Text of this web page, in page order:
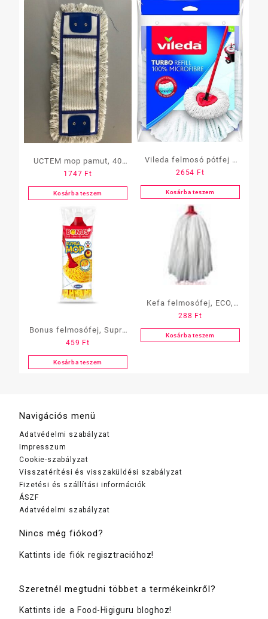
UCTEM mop pamut, 40
cm, zsebes-szalagfüles
1747 Ft
Kosárba teszem
Vileda felmosó pótfej /
Easy Wring turbo-hoz
2654 Ft
Kosárba teszem
Bonus felmosófej, Supra
Mop
459 Ft
Kosárba teszem
Kefa felmosófej, ECO,
viszkóz, 120 gramm
288 Ft
Kosárba teszem
Navigációs menü
Adatvédelmi szabályzat
Impresszum
Cookie-szabályzat
Visszatérítési és visszaküldési szabályzat
Fizetési és szállítási információk
ÁSZF
Adatvédelmi szabályzat
Nincs még fiókod?
Kattints ide fiók regisztracióhoz!
Szeretnél megtudni többet a termékeinkről?
Kattints ide a Food-Higiguru bloghoz!